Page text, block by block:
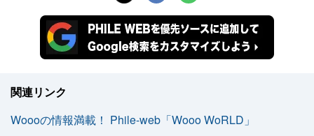
関連リンク
Woooの情報満載！ Phile-web「Wooo WoRLD」